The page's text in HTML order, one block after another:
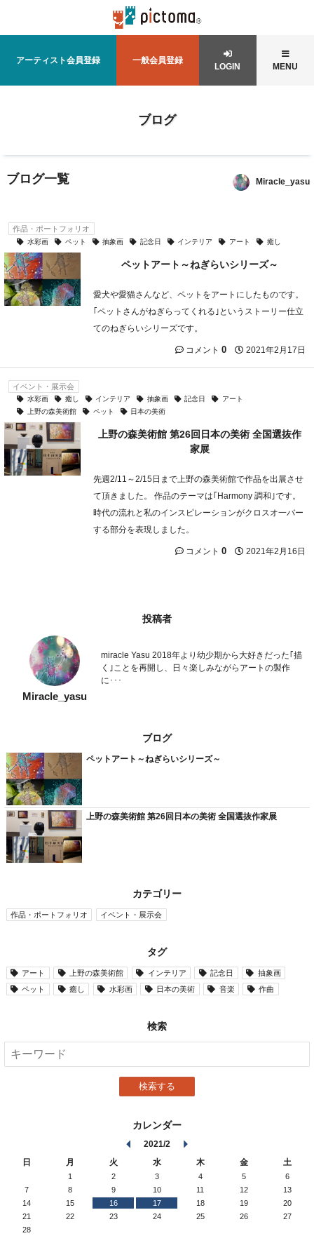
アーティスト会員登録 一般会員登録
LOGIN MENU
ブログ
ブログ一覧 Miracle_yasu
作品・ポートフォリオ
水彩画 ペット 抽象画 記念日 インテリア アート 癒し
ペットアート～ねぎらいシリーズ～
愛犬や愛猫さんなど、ペットをアートにしたものです。
｢ペットさんがねぎらってくれる｣というストーリー仕立
てのねぎらいシリーズです。
コメント 0 2021年2月17日
イベント・展示会
水彩画 癒し インテリア 抽象画 記念日
アート
上野の森美術館
ペット 日本の美術
上野の森美術館 第26回日本の美術 全国選抜作
家展
先週2/11～2/15日まで上野の森美術館で作品を出展させ
て頂きました。 作品のテーマは｢Harmony 調和｣です。
時代の流れと私のインスピレーションがクロスオ一バー
する部分を表現しました。
コメント 0 2021年2月16日
投稿者
Miracle_yasu
miracle Yasu 2018年より幼少期から大好きだった｢描
く｣ことを再開し、日々楽しみながらアートの製作
に･･･
ブログ
ペットアート～ねぎらいシリーズ～
上野の森美術館 第26回日本の美術 全国選抜作家展
カテゴリー
作品・ポートフォリオ イベント・展示会
タグ
アート 上野の森美術館 インテリア 記念日
抽象画
ペット
癒し 水彩画 日本の美術 音楽 作曲
検索
検索する
カレンダー
2021/2
日
月 火 水 木 金 土
1 2 3 4 5
6
7
8 9 10 11 12
13
14
15 16 17 18 19
20
21
22 23 24 25 26
27
28